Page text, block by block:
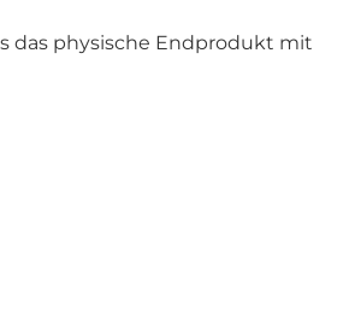
das physische Endprodukt mit